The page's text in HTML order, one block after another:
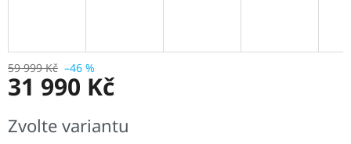
59 999 Kč –46 %
31 990 Kč
cena:
Zvolte variantu